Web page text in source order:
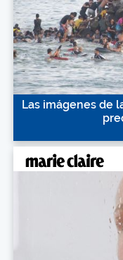
Las imágenes de